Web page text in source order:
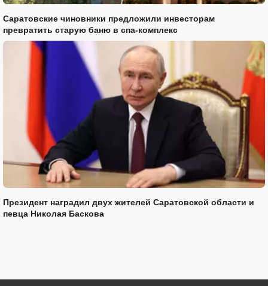
Саратовские чиновники предложили инвесторам
превратить старую баню в спа-комплекс
Президент наградил двух жителей Саратовской области и
певца Николая Баскова